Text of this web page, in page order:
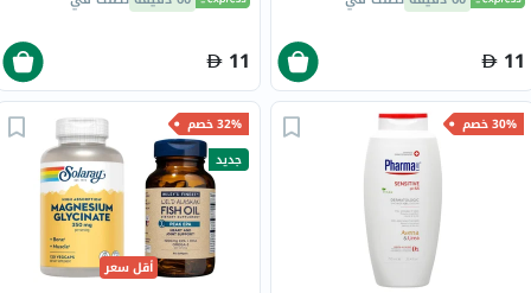
11
11
30% خصم
32% خصم
جديد
أقل سعر